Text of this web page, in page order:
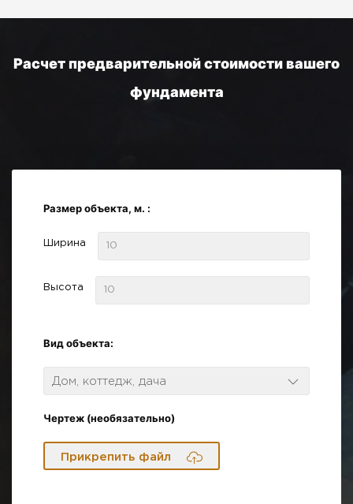
Расчет предварительной стоимости вашего
фундамента
Размер объекта, м. :
Ширина
Высота
Вид объекта:
Дом, коттедж, дача
Чертеж (необязательно)
Прикрепить файл